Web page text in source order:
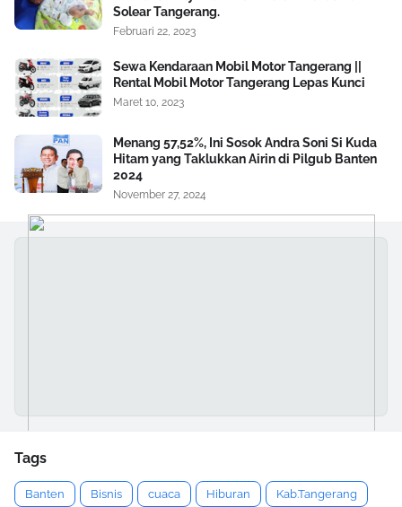
Solear Tangerang.
Februari 22, 2023
Sewa Kendaraan Mobil Motor Tangerang ||
Rental Mobil Motor Tangerang Lepas Kunci
Maret 10, 2023
Menang 57,52%, Ini Sosok Andra Soni Si Kuda
Hitam yang Taklukkan Airin di Pilgub Banten
2024
November 27, 2024
Tags
Banten Bisnis cuaca Hiburan Kab.Tangerang